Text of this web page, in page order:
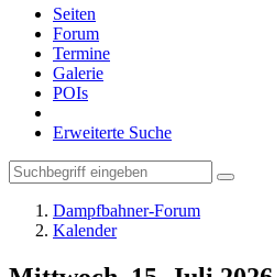
Seiten
Forum
Termine
Galerie
POIs
Erweiterte Suche
Dampfbahner-Forum
Kalender